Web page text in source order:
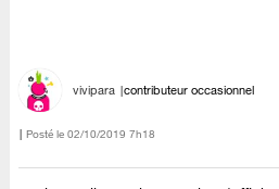
vivipara contributeur occasionnel
Posté le ‎02/10/2019 7h18